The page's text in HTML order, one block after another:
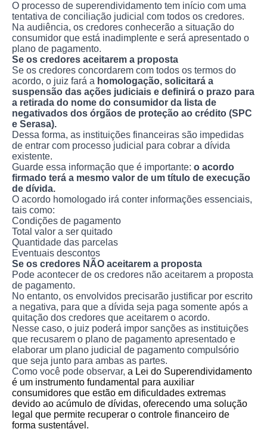
O processo de superendividamento tem início com uma
tentativa de conciliação judicial com todos os credores.
Na audiência, os credores conhecerão a situação do
consumidor que está inadimplente e será apresentado o
plano de pagamento.
Se os credores aceitarem a proposta
Se os credores concordarem com todos os termos do
acordo, o juiz fará a homologação, solicitará a
suspensão das ações judiciais e definirá o prazo para
a retirada do nome do consumidor da lista de
negativados dos órgãos de proteção ao crédito (SPC
e Serasa).
Dessa forma, as instituições financeiras são impedidas
de entrar com processo judicial para cobrar a dívida
existente.
Guarde essa informação que é importante: o acordo
firmado terá a mesmo valor de um título de execução
de dívida.
O acordo homologado irá conter informações essenciais,
tais como:
Condições de pagamento
Total valor a ser quitado
Quantidade das parcelas
Eventuais descontos
Se os credores NÃO aceitarem a proposta
Pode acontecer de os credores não aceitarem a proposta
de pagamento.
No entanto, os envolvidos precisarão justificar por escrito
a negativa, para que a dívida seja paga somente após a
quitação dos credores que aceitarem o acordo.
Nesse caso, o juiz poderá impor sanções as instituições
que recusarem o plano de pagamento apresentado e
elaborar um plano judicial de pagamento compulsório
que seja junto para ambas as partes.
Como você pode observar, a Lei do Superendividamento
é um instrumento fundamental para auxiliar
consumidores que estão em dificuldades extremas
devido ao acúmulo de dívidas, oferecendo uma solução
legal que permite recuperar o controle financeiro de
forma sustentável.